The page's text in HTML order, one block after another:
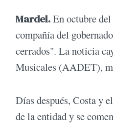
Mardel.En octubre
compañía del
cerrados". La noticia
Musicales (AADET),
Días después, Costa y
de la entidad y se